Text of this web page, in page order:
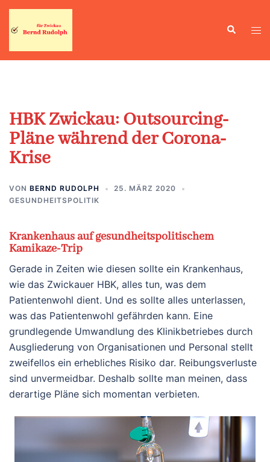
Zum
Suche
HBK Zwickau: Outsourcing-
Pläne während der Corona-
Krise
VON BERND RUDOLPH
25. MÄRZ 2020
GESUNDHEITSPOLITIK
Krankenhaus auf gesundheitspolitischem
Kamikaze-Trip
Gerade in Zeiten wie diesen sollte ein Krankenhaus,
wie das Zwickauer HBK, alles tun, was dem
Patientenwohl dient. Und es sollte alles unterlassen,
was das Patientenwohl gefährden kann. Eine
grundlegende Umwandlung des Klinikbetriebes durch
Ausgliederung von Organisationen und Personal stellt
zweifellos ein erhebliches Risiko dar. Reibungsverluste
sind unvermeidbar. Deshalb sollte man meinen, dass
derartige Pläne sich momentan verbieten.